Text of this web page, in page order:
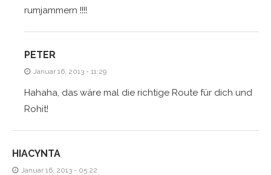
rumjammern !!!!
PETER
Januar 16, 2013 - 11:29
Hahaha, das wäre mal die richtige Route für dich und
Rohit!
HIACYNTA
Januar 16, 2013 - 05:22